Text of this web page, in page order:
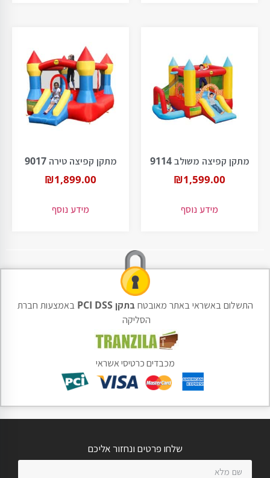
מתקן קפיצה משולב 9114
₪1,599.00
מידע נוסף
מתקן קפיצה טירה 9017
₪1,899.00
מידע נוסף
התשלום באשראי באתר מאובטחבתקן PCI DSS
באמצעות חברת
הסליקה
מכבדים כרטיסי אשראי
שלחו פרטים ונחזור אליכם